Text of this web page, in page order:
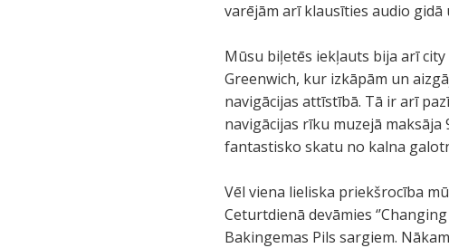
varējām arī klausīties audio
Mūsu biļetēs iekļauts bija arī
Greenwich, kur izkāpām un
navigācijas attīstībā. Tā ir arī
navigācijas rīku muzejā
fantastisko skatu no kalna
Vēl viena lieliska priekšrocība
Ceturtdienā devāmies
Bakingemas Pils sargiem.